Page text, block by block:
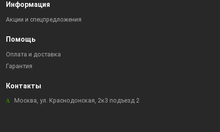
Информация
Акции и спецпредложения
Помощь
Оплата и доставка
Гарантия
Контакты
Москва, ул. Краснодонская, 2к3 подъезд 2